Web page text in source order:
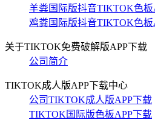
羊粪国际版抖音TIKTOK色板
鸡粪国际版抖音TIKTOK色板
关于TIKTOK免费破解版APP下载
公司简介
TIKTOK成人版APP下载中心
公司TIKTOK成人版APP下载
TIKTOK国际版色板APP下载